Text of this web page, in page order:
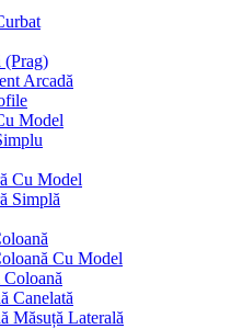
(Prag)
Arcadă
Model
Cu Model
Simplă
Cu Model
Canelată
Măsuță Laterală